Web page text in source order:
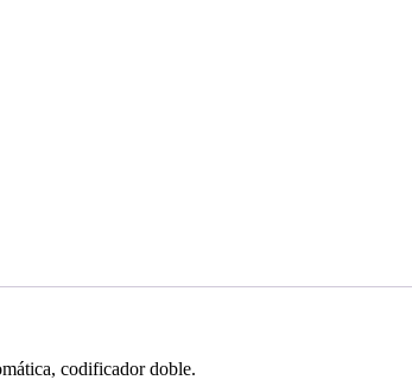
codificador doble.